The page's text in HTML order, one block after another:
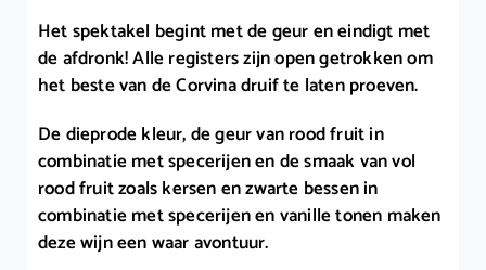
Het spektakel begint met de geur en eindigt met
de afdronk! Alle registers zijn open getrokken om
het beste van de Corvina druif te laten proeven.
De dieprode kleur, de geur van rood fruit in
combinatie met specerijen en de smaak van vol
rood fruit zoals kersen en zwarte bessen in
combinatie met specerijen en vanille tonen maken
deze wijn een waar avontuur.